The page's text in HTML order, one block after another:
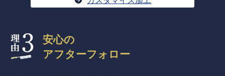
安心の
アフターフォロー